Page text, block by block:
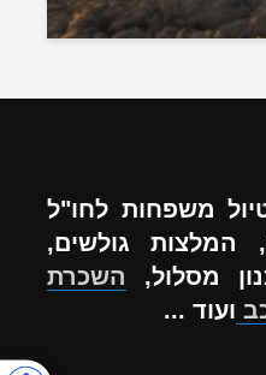
משפחות לחו"ל
המלצות גולשים,
מסלול, השכרת
ועוד ...